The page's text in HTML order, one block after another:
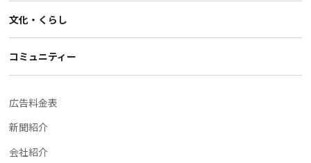
文化・くらし
コミュニティー
広告料金表
新聞紹介
会社紹介